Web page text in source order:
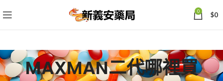
0 $0
MAXMAN二代哪裡買